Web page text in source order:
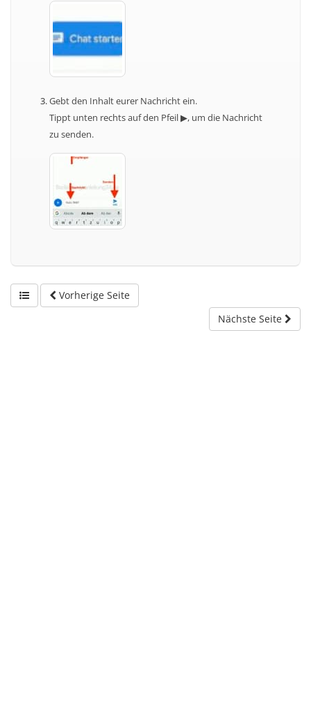
Gebt den Inhalt eurer Nachricht ein.
Tippt unten rechts auf den Pfeil ▶, um die Nachricht
zu senden.
Vorherige Seite
Nächste Seite